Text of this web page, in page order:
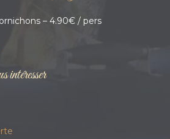
– 4.90€ / pers
intéresser